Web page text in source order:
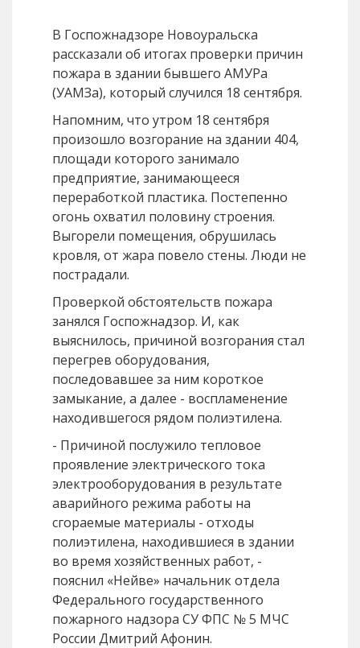
В Госпожнадзоре Новоуральска
рассказали об итогах проверки причин
пожара в здании бывшего АМУРа
(УАМЗа), который случился 18 сентября.
Напомним, что утром 18 сентября
произошло возгорание на здании 404,
площади которого занимало
предприятие, занимающееся
переработкой пластика. Постепенно
огонь охватил половину строения.
Выгорели помещения, обрушилась
кровля, от жара повело стены. Люди не
пострадали.
Проверкой обстоятельств пожара
занялся Госпожнадзор. И, как
выяснилось, причиной возгорания стал
перегрев оборудования,
последовавшее за ним короткое
замыкание, а далее - воспламенение
находившегося рядом полиэтилена.
- Причиной послужило тепловое
проявление электрического тока
электрооборудования в результате
аварийного режима работы на
сгораемые материалы - отходы
полиэтилена, находившиеся в здании
во время хозяйственных работ, -
пояснил «Нейве» начальник отдела
Федерального государственного
пожарного надзора СУ ФПС № 5 МЧС
России Дмитрий Афонин.